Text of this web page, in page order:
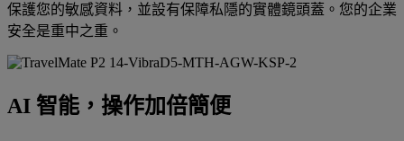
保護您的敏感資料，並設有保障私隱的實體鏡頭蓋。您的企業
安全是重中之重。
AI 智能，操作加倍簡便